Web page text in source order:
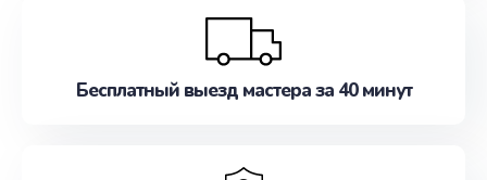
Бесплатный выезд мастера за 40 минут